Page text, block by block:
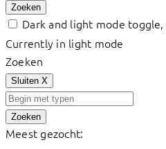
Zoeken
Dark and light mode
Currently in light mode
Zoeken
Sluiten X
Zoeken
Meest gezocht: